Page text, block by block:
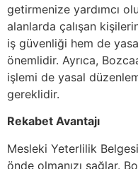
getirmenize yardımcı
alanlarda çalışan
iş güvenliği hem de
önemlidir. Ayrıca,
işlemi de yasal
gereklidir.
Rekabet Avantajı
Mesleki Yeterlilik
önde olmanızı sağlar.